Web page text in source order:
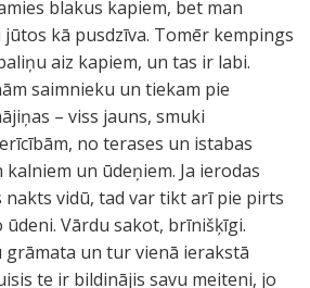
blakus kapiem, bet man
kā pusdzīva. Tomēr kempings
aiz kapiem, un tas ir labi.
saimnieku un tiekam pie
– viss jauns, smuki
no terases un istabas
un ūdeņiem. Ja ierodas
nakts vidū, tad var tikt arī pie pirts
Vārdu sakot, brīnišķīgi.
grāmata un tur vienā ierakstā
te ir bildinājis savu meiteni, jo